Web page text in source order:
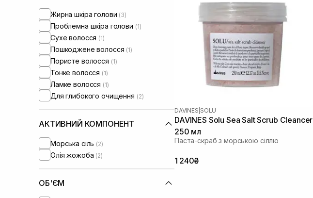
Жирна шкіра голови (3)
Проблемна шкіра голови (1)
Сухе волосся (1)
Пошкоджене волосся (1)
Пористе волосся (1)
Тонке волосся (1)
Ламке волосся (1)
Для глибокого очищення (2)
АКТИВНИЙ КОМПОНЕНТ
Морська сіль (2)
Олія жожоба (2)
ОБ'ЄМ
DAVINES SOLU
DAVINES Solu Sea Salt Scrub Cleancer
250 мл
Паста-скраб з морською сіллю
1 240₴